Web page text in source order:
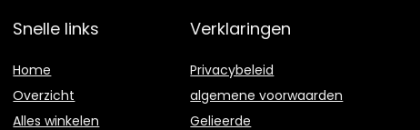
Snelle links
Home
Overzicht
Alles winkelen
Verklaringen
Privacybeleid
algemene voorwaarden
Gelieerde